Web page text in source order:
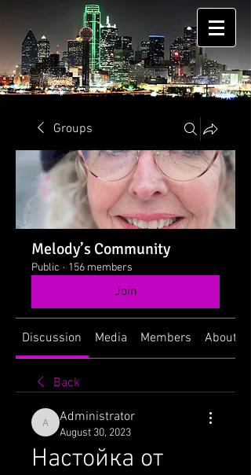
Groups
Melody’s Community
Public · 156 members
Join
Discussion Media Members About
Back
Administrator
Administrator
August 30, 2023
Настойка от